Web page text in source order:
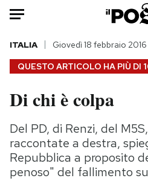
HOME
Italia
Politica
Tecnologia
Internet
QUESTO ARTICOLO HA PIÙ DI
ITALIA Giovedì 18 febbraio 2016
Di chi è colpa
Del PD, di Renzi, del
raccontate a destra,
Repubblica a proposito
penoso" del fallimento